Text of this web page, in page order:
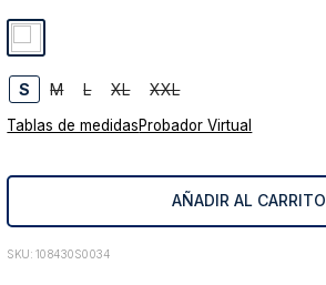
S M L XL XXL
Tablas de medidasProbador Virtual
AÑADIR AL CARRITO
: 108430S0034
7.
8
blazer
9.
poleron